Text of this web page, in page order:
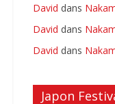
David dans
David dans
David dans
Japon